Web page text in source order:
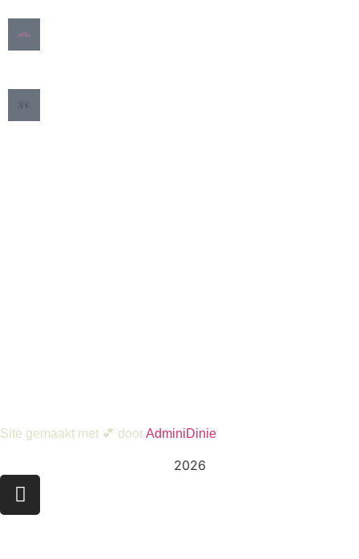
Site gemaakt met 💕 doorAdminiDinie
2026